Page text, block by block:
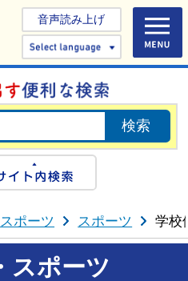
音声読み上げ
Select
検索
ポーツ スポーツ 学校
スポーツ